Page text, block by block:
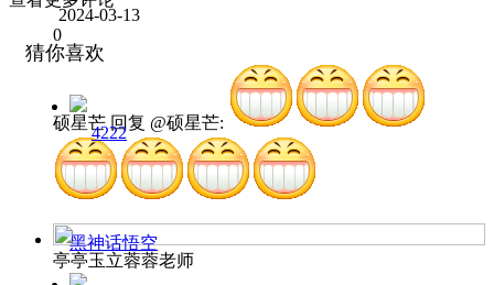
2024-03-13
0
硕星芒回复 @硕星芒:
亭亭玉立蓉蓉老师
猜你喜欢
4222
黑神话悟空